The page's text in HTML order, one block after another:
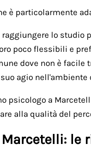
è particolarmente
raggiungere lo studio
poco flessibili e
dove non è
agio nell'ambiente
psicologo a
alla qualità del
Marcetelli: